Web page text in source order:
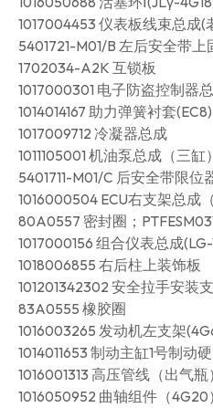
1017004453 仪表板线束总成(
5401721-M01/B 左后安全带上
1702034-A2K 互锁板
1017000301 电子防盗控制器
1014014167 助力弹簧衬套(EC8)
1017009712 冷凝器总成
1011105001 机油泵总成（三缸）
5401711-M01/C 后安全带限位
1016000504 ECU右支架总成
80A0557 密封圈；
1017000156 组合仪表总成
1018006855 右后柱上装饰板
101201342302 安全拉手安装
83A0555 橡胶圈
1016003265 发动机左支架
1014011653 制动主缸1号制动
1016001313 高压管线（出气瓶
1016050952 曲轴组件（4G20）